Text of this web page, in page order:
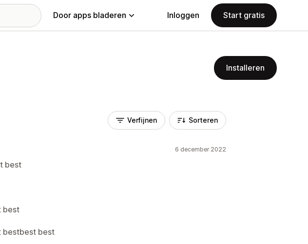
Door apps bladeren Inloggen Start gratis
Installeren
Verfijnen Sorteren
6 december 2022
best
best
bestbest best